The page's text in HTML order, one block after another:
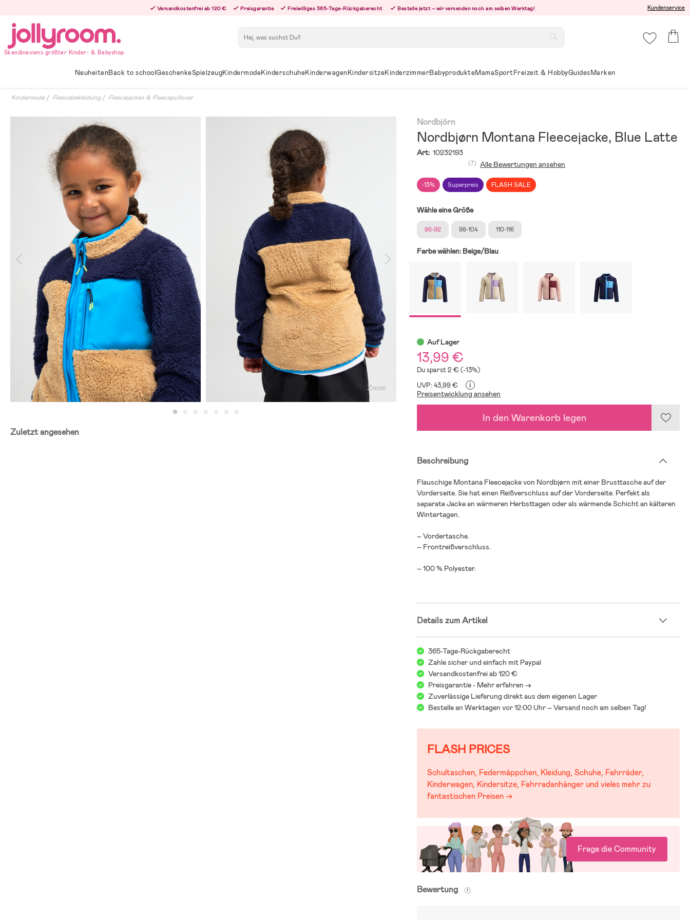
innehållet
Versandkostenfrei ab 120 € Preisgarantie Freiwilliges 365-Tage-Rückgaberecht Bestelle jetzt – wir versenden noch am selben Werktag! Kundenservice
Skandinaviens größter Kinder- & Babyshop
NeuheitenBack to schoolGeschenkeSpielzeugKindermodeKinderschuheKinderwagenKindersitzeKinderzimmerBabyprodukteMamaSportFreizeit & HobbyGuidesMarken
Kindermode Fleecebekleidung Fleecejacken & Fleecepullover
Zoom
Zuletzt angesehen
Nordbjörn
Nordbjørn Montana Fleecejacke, Blue Latte
Art: 10232193
-13% Superpreis FLASH SALE
(7) Alle Bewertungen ansehen
Wähle eine Größe
86-92 98-104 110-116
Farbe wählen: Beige/Blau
Auf Lager
13,99 €
Du sparst 2 € (-13%)
UVP: 43,99 €
i
Preisentwicklung ansehen
In den Warenkorb legen
Beschreibung
Flauschige Montana Fleecejacke von Nordbjørn mit einer Brusttasche auf der
Vorderseite. Sie hat einen Reißverschluss auf der Vorderseite. Perfekt als
separate Jacke an wärmeren Herbsttagen oder als wärmende Schicht an kälteren
Wintertagen.
– Vordertasche.
– Frontreißverschluss.
– 100 % Polyester.
Details zum Artikel
365-Tage-Rückgaberecht
Zahle sicher und einfach mit Paypal
Versandkostenfrei ab 120 €
Preisgarantie - Mehr erfahren ->
Zuverlässige Lieferung direkt aus dem eigenen Lager
Bestelle an Werktagen vor 12:00 Uhr – Versand noch am selben Tag!
FLASH PRICES
Schultaschen, Federmäppchen, Kleidung, Schuhe, Fahrräder,
Kinderwagen, Kindersitze, Fahrradanhänger und vieles mehr zu
fantastischen Preisen →
Frage die Community
Bewertung